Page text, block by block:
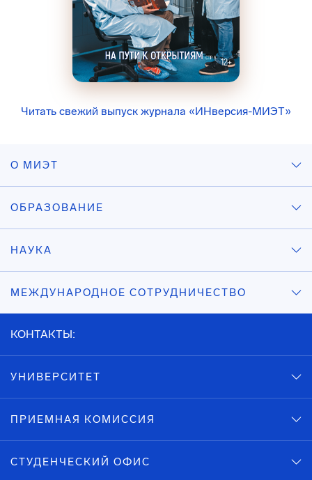
Читать свежий выпуск журнала «ИНверсия-МИЭТ»
О МИЭТ
ОБРАЗОВАНИЕ
НАУКА
МЕЖДУНАРОДНОЕ СОТРУДНИЧЕСТВО
КОНТАКТЫ:
УНИВЕРСИТЕТ
ПРИЕМНАЯ КОМИССИЯ
СТУДЕНЧЕСКИЙ ОФИС